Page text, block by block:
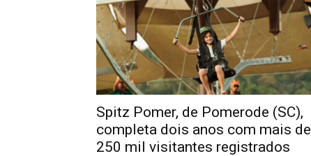
Spitz Pomer, de Pomerode (SC),
completa dois anos com mais de
250 mil visitantes registrados